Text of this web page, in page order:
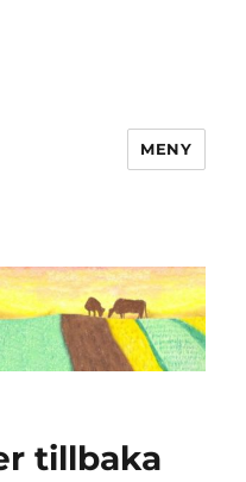
MENY
tillbaka